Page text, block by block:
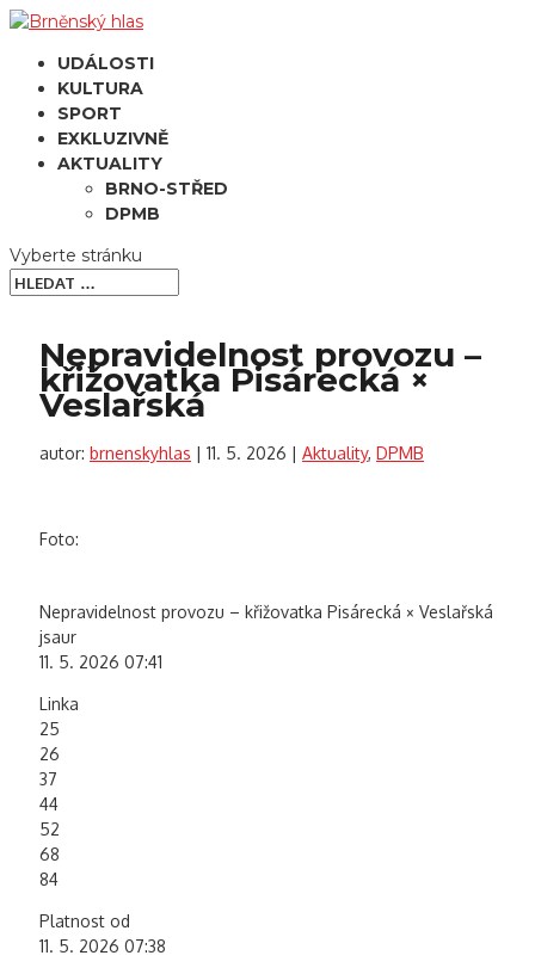
UDÁLOSTI
KULTURA
SPORT
EXKLUZIVNĚ
AKTUALITY
BRNO-STŘED
DPMB
Vyberte stránku
Nepravidelnost provozu –
křižovatka Pisárecká ×
Veslařská
autor: brnenskyhlas | 11. 5. 2026 | Aktuality, DPMB
Foto:
Nepravidelnost provozu – křižovatka Pisárecká × Veslařská
jsaur
11. 5. 2026 07:41
Linka
25
26
37
44
52
68
84
Platnost od
11. 5. 2026 07:38